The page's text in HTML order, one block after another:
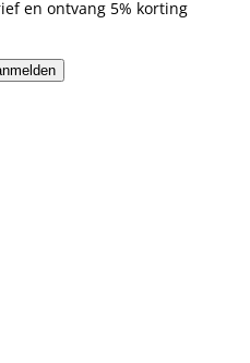
en ontvang 5% korting